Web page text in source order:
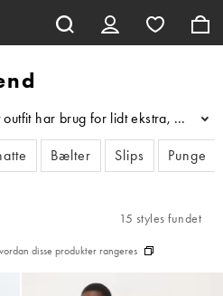
har brug for lidt ekstra, er
...
Bælter Slips Punge
15 styles fundet
disse produkter rangeres